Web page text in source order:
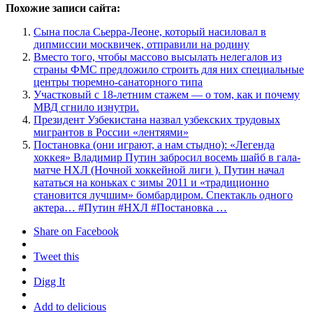
Похожие записи сайта:
Сына посла Сьерра-Леоне, который насиловал в
дипмиссии москвичек, отправили на родину
Вместо того, чтобы массово высылать нелегалов из
страны ФМС предложило строить для них специальные
центры тюремно-санаторного типа
Участковый с 18-летним стажем — о том, как и почему
МВД сгнило изнутри.
Президент Узбекистана назвал узбекских трудовых
мигрантов в России «лентяями»
Постановка (они играют, а нам стыдно): «Легенда
хоккея» Владимир Путин забросил восемь шайб в гала-
матче НХЛ (Ночной хоккейной лиги ). Путин начал
кататься на коньках c зимы 2011 и «традиционно
становится лучшим» бомбардиром. Спектакль одного
актера… #Путин #НХЛ #Постановка …
Share on Facebook
Tweet this
Digg It
Add to delicious